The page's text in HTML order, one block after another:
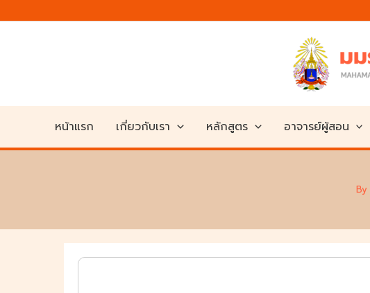
to
หน้าแรก เกี่ยวกับเรา หลักสูตร อาจารย์ผู้สอน
By